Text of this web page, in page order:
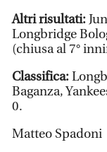
Altri risultati:
Longbridge
(chiusa al 7°
Classifica:
Baganza,
0.
Matteo Spadoni